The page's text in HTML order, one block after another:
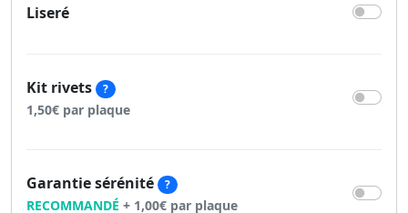
Liseré
Kit rivets ?
1,50€ par plaque
Garantie sérénité ?
RECOMMANDÉ + 1,00€ par plaque